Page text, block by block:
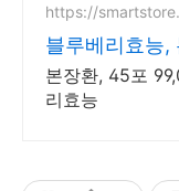
https://
블루베리효능,
본장환, 45포
리효능